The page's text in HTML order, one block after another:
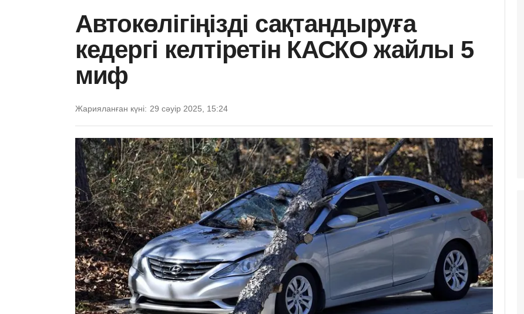
Автокөлігіңізді сақтандыруға
кедергі келтіретін КАСКО жайлы 5
миф
Жарияланған күні: 29 сәуір 2025, 15:24